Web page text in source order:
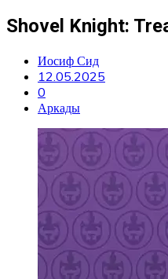
Shovel Knight:
Иосиф Сид
12.05.2025
0
Аркады